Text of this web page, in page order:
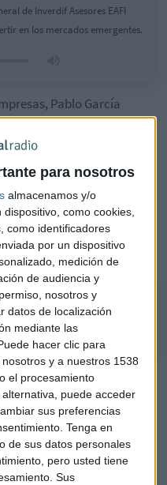
para nosotros
almacenamos y/o
como cookies,
como identificadores
por un dispositivo
medición de
de audiencia y
nosotros y
datos de localización
mediante las
hacer clic para
y a nuestros 1538
el procesamiento
puede acceder
sus preferencias
Tenga en
de sus datos personales
pero usted tiene
Sus
de Inverdif Asesores EAFI
en los mercados emergentes.
Pablo García
recomienda apostar por
está muy "tocado" en
competencia y "entrar en
estructurales de
a un cambio muy
Además, a esto se le
negativa para el
por Día"
el analista recomiende.
las energías renovables
pero la situación de esta
"no ha tenido el
Está en el sector y el
sabido rentabilizarlo